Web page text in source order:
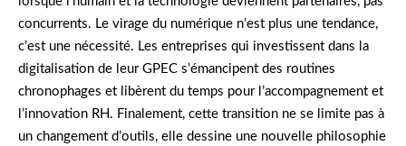
concurrents. Le virage du numérique n’est plus une tendance,
c’est une nécessité. Les entreprises qui investissent dans la
digitalisation de leur GPEC s’émancipent des routines
chronophages et libèrent du temps pour l’accompagnement et
l’innovation RH. Finalement, cette transition ne se limite pas à
un changement d’outils, elle dessine une nouvelle philosophie